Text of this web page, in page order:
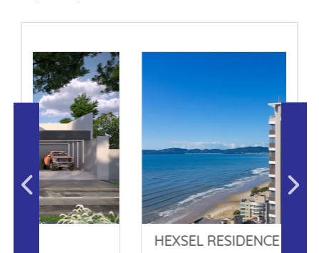
HEXSEL RESIDENCE ITAPEMA